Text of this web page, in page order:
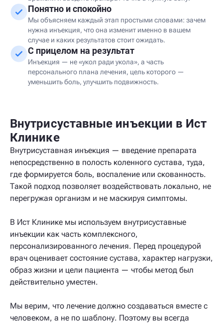
Понятно и спокойно
Мы объясняем каждый этап простыми словами: зачем
нужна инъекция, что она изменит именно в вашем
случае и каких результатов стоит ожидать.
С прицелом на результат
Инъекция — не «укол ради укола», а часть
персонального плана лечения, цель которого —
уменьшить боль, улучшить подвижность.
Внутрисуставные инъекции в Ист
Клинике
Внутрисуставная инъекция — введение препарата
непосредственно в полость коленного сустава, туда,
где формируется боль, воспаление или скованность.
Такой подход позволяет воздействовать локально, не
перегружая организм и не маскируя симптомы.
В Ист Клинике мы используем внутрисуставные
инъекции как часть комплексного,
персонализированного лечения. Перед процедурой
врач оценивает состояние сустава, характер нагрузки,
образ жизни и цели пациента — чтобы метод был
действительно уместен.
Мы верим, что лечение должно создаваться вместе с
человеком, а не по шаблону. Поэтому вы всегда